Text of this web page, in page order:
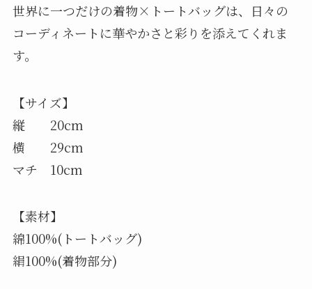
世界に一つだけの着物×トートバッグは、日々の
コーディネートに華やかさと彩りを添えてくれま
す。
【サイズ】
縦 20cm
横 29cm
マチ 10cm
【素材】
綿100%(トートバッグ)
絹100%(着物部分)